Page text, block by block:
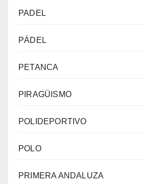
PADEL
PÁDEL
PETANCA
PIRAGÜISMO
POLIDEPORTIVO
POLO
PRIMERA ANDALUZA